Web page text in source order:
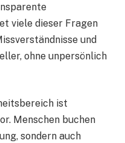
viele dieser Fragen
und
ohne unpersönlich
ist
Menschen buchen
sondern auch